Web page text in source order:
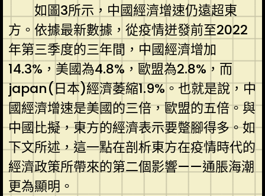
如圖3所示，中國經濟增速仍遠超東
方。依據最新數據，從疫情迸發前至2022
年第三季度的三年間，中國經濟增加
14.3%，美國為4.8%，歐盟為2.8%，而
japan(日本)經濟萎縮1.9%。也就是說，中
國經濟增速是美國的三倍，歐盟的五倍。與
中國比擬，東方的經濟表示要蹩腳得多。如
下文所述，這一點在剖析東方在疫情時代的
經濟政策所帶來的第二個影響——通脹海潮
更為顯明。